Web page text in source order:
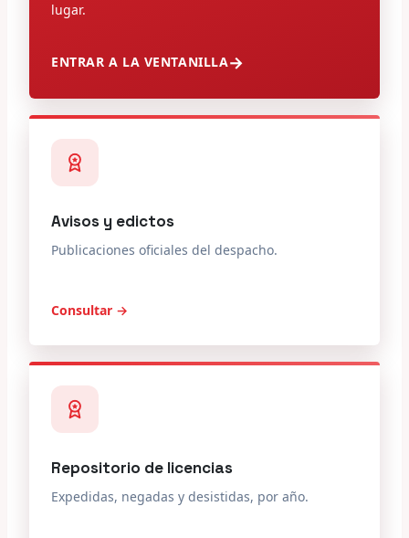
lugar.
ENTRAR A LA VENTANILLA
Avisos y edictos
Publicaciones oficiales del despacho.
Consultar →
Repositorio de licencias
Expedidas, negadas y desistidas, por año.